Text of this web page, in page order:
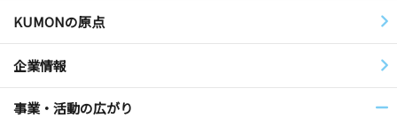
KUMONの原点
企業情報
事業・活動の広がり